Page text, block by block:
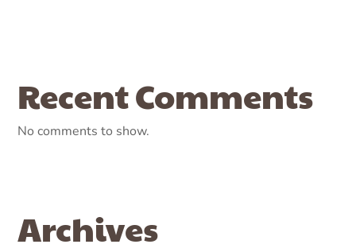
Recent Comments
No comments to show.
Archives